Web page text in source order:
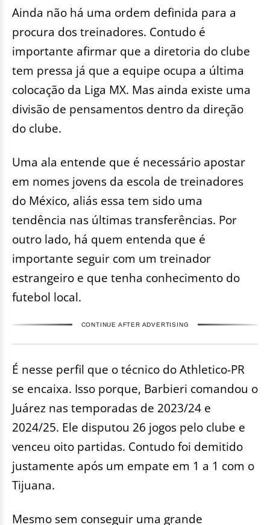
Ainda não há uma ordem definida para a
procura dos treinadores. Contudo é
importante afirmar que a diretoria do clube
tem pressa já que a equipe ocupa a última
colocação da Liga MX. Mas ainda existe uma
divisão de pensamentos dentro da direção
do clube.
Uma ala entende que é necessário apostar
em nomes jovens da escola de treinadores
do México, aliás essa tem sido uma
tendência nas últimas transferências. Por
outro lado, há quem entenda que é
importante seguir com um treinador
estrangeiro e que tenha conhecimento do
futebol local.
CONTINUE AFTER ADVERTISING
É nesse perfil que o técnico do Athletico-PR
se encaixa. Isso porque, Barbieri comandou o
Juárez nas temporadas de 2023/24 e
2024/25. Ele disputou 26 jogos pelo clube e
venceu oito partidas. Contudo foi demitido
justamente após um empate em 1 a 1 com o
Tijuana.
Mesmo sem conseguir uma grande